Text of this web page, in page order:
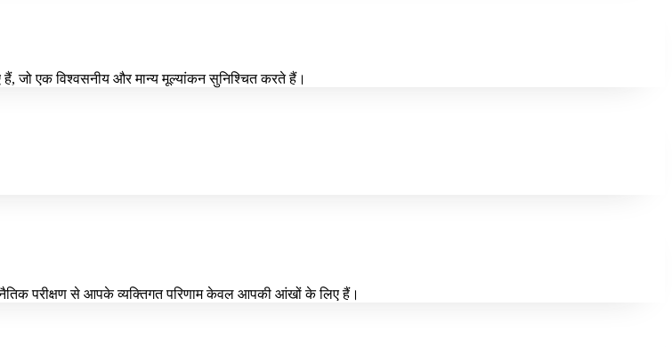
जो एक विश्वसनीय और मान्य मूल्यांकन सुनिश्चित करते हैं।
नैतिक परीक्षण से आपके व्यक्तिगत परिणाम केवल आपकी आंखों के लिए हैं।